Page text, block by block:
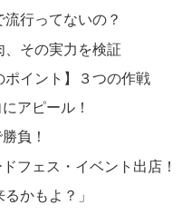
行ってないの？
その実力を検証
ポイント】３つの作戦
アピール！
負！
ドフェス・イベント出店！
かもよ？」